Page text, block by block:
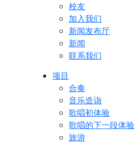
校友
加入我们
新闻发布厅
新闻
联系我们
项目
合奏
音乐造诣
歌唱初体验
歌唱的下一段体验
旅游